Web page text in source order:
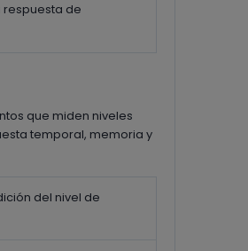
de
que miden niveles
temporal, memoria y
del nivel de